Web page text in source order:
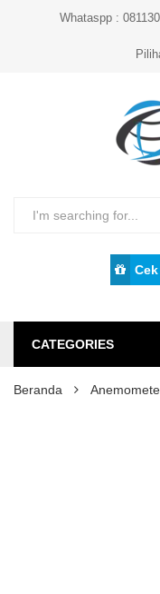
Whataspp :
CATEGORIES
Beranda